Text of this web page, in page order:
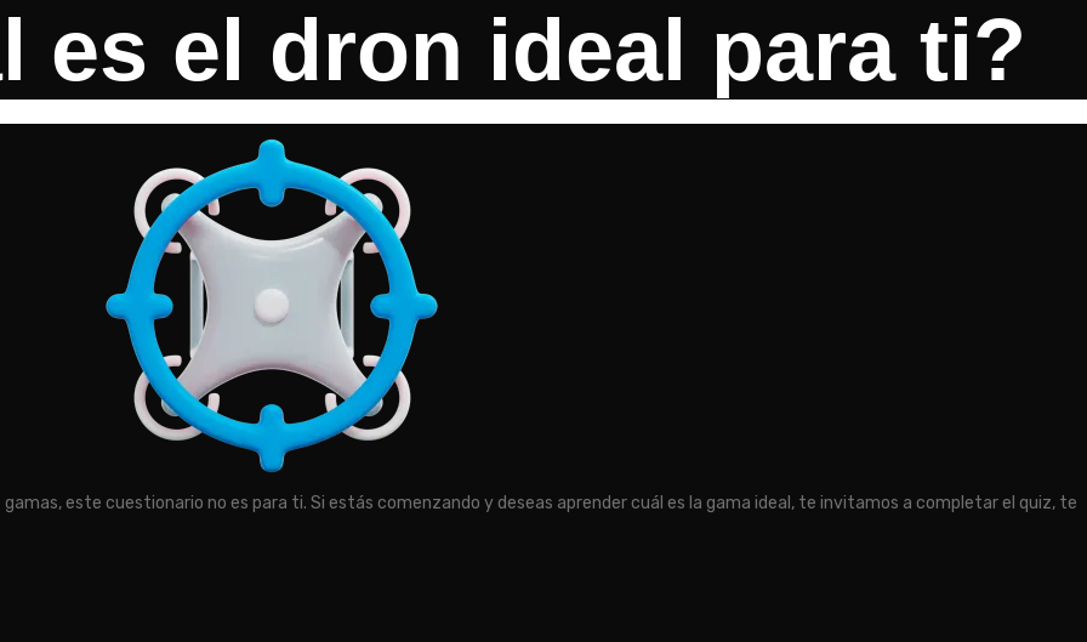
es el dron ideal para ti?​
este cuestionario no es para ti. Si estás comenzando y deseas aprender cuál es la gama ideal, te invitamos a completar el quiz, te